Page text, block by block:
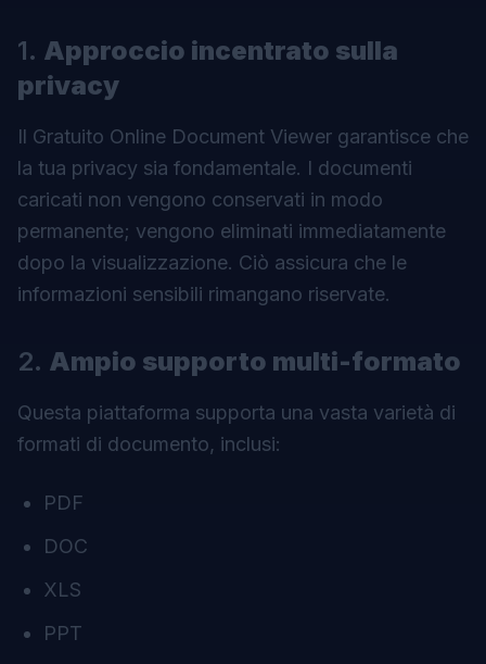
1. Approccio incentrato sulla
privacy
Il Gratuito Online Document Viewer garantisce che
la tua privacy sia fondamentale. I documenti
caricati non vengono conservati in modo
permanente; vengono eliminati immediatamente
dopo la visualizzazione. Ciò assicura che le
informazioni sensibili rimangano riservate.
2. Ampio supporto multi-formato
Questa piattaforma supporta una vasta varietà di
formati di documento, inclusi:
PDF
DOC
XLS
PPT